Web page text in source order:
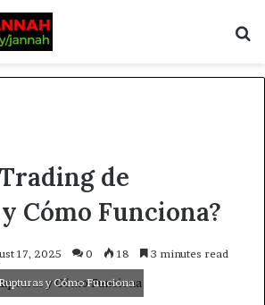
de
Cómo Funciona?
17, 2025 0 18 3 minutes read
y Cómo Funciona